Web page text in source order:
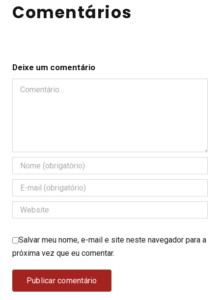
Comentários
Deixe um comentário
Comentário
Salvar meu nome, e-mail e site neste navegador para a
próxima vez que eu comentar.